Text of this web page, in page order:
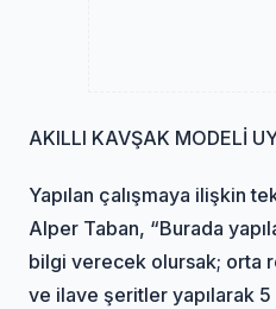
AKILLI KAVŞAK MODELİ
Yapılan çalışmaya ilişkin
Alper Taban, “Burada
bilgi verecek olursak; orta
ve ilave şeritler yapılarak